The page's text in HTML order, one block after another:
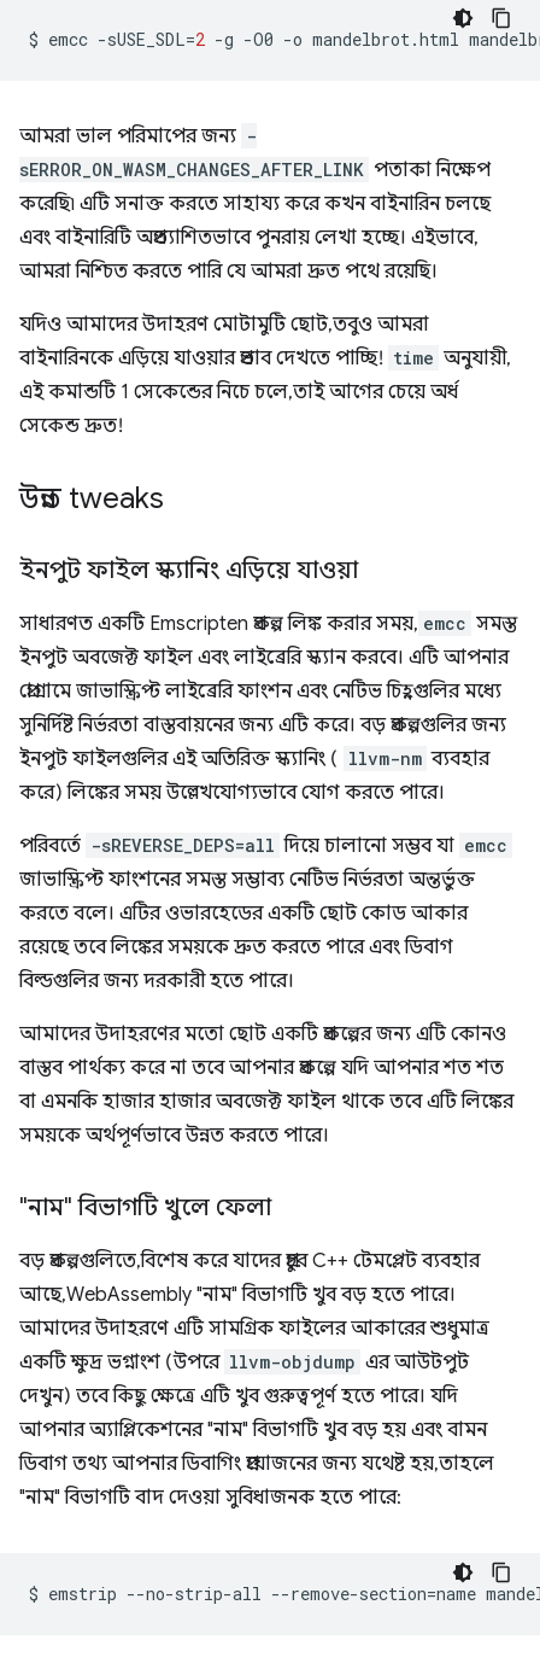
$ emcc -sUSE_SDL=2 -g -O0 -o mandelbrot.html
আমরা ভাল পরিমাপের জন্য -
sERROR_ON_WASM_CHANGES_AFTER_LINK পতাকা নিক্ষেপ
করেছি৷ এটি সনাক্ত করতে সাহায্য করে কখন বাইনারিন চলছে
এবং বাইনারিটি অপ্রত্যাশিতভাবে পুনরায় লেখা হচ্ছে। এইভাবে,
আমরা নিশ্চিত করতে পারি যে আমরা দ্রুত পথে রয়েছি।
যদিও আমাদের উদাহরণ মোটামুটি ছোট, তবুও আমরা
বাইনারিনকে এড়িয়ে যাওয়ার প্রভাব দেখতে পাচ্ছি! time অনুযায়ী,
এই কমান্ডটি 1 সেকেন্ডের নিচে চলে, তাই আগের চেয়ে অর্ধ
সেকেন্ড দ্রুত!
উন্নত tweaks
ইনপুট ফাইল স্ক্যানিং এড়িয়ে যাওয়া
সাধারণত একটি Emscripten প্রকল্প লিঙ্ক করার সময়, emcc সমস্ত
ইনপুট অবজেক্ট ফাইল এবং লাইব্রেরি স্ক্যান করবে। এটি আপনার
প্রোগ্রামে জাভাস্ক্রিপ্ট লাইব্রেরি ফাংশন এবং নেটিভ চিহ্নগুলির মধ্যে
সুনির্দিষ্ট নির্ভরতা বাস্তবায়নের জন্য এটি করে। বড় প্রকল্পগুলির জন্য
ইনপুট ফাইলগুলির এই অতিরিক্ত স্ক্যানিং ( llvm-nm ব্যবহার
করে) লিঙ্কের সময় উল্লেখযোগ্যভাবে যোগ করতে পারে।
পরিবর্তে -sREVERSE_DEPS=all দিয়ে চালানো সম্ভব যা emcc
জাভাস্ক্রিপ্ট ফাংশনের সমস্ত সম্ভাব্য নেটিভ নির্ভরতা অন্তর্ভুক্ত
করতে বলে। এটির ওভারহেডের একটি ছোট কোড আকার
রয়েছে তবে লিঙ্কের সময়কে দ্রুত করতে পারে এবং ডিবাগ
বিল্ডগুলির জন্য দরকারী হতে পারে।
আমাদের উদাহরণের মতো ছোট একটি প্রকল্পের জন্য এটি কোনও
বাস্তব পার্থক্য করে না তবে আপনার প্রকল্পে যদি আপনার শত শত
বা এমনকি হাজার হাজার অবজেক্ট ফাইল থাকে তবে এটি লিঙ্কের
সময়কে অর্থপূর্ণভাবে উন্নত করতে পারে।
"নাম" বিভাগটি খুলে ফেলা
বড় প্রকল্পগুলিতে, বিশেষ করে যাদের প্রচুর C++ টেমপ্লেট ব্যবহার
আছে, WebAssembly "নাম" বিভাগটি খুব বড় হতে পারে।
আমাদের উদাহরণে এটি সামগ্রিক ফাইলের আকারের শুধুমাত্র
একটি ক্ষুদ্র ভগ্নাংশ (উপরে llvm-objdump এর আউটপুট
দেখুন) তবে কিছু ক্ষেত্রে এটি খুব গুরুত্বপূর্ণ হতে পারে। যদি
আপনার অ্যাপ্লিকেশনের "নাম" বিভাগটি খুব বড় হয় এবং বামন
ডিবাগ তথ্য আপনার ডিবাগিং প্রয়োজনের জন্য যথেষ্ট হয়, তাহলে
"নাম" বিভাগটি বাদ দেওয়া সুবিধাজনক হতে পারে:
$ emstrip --no-strip-all --remove-section=name